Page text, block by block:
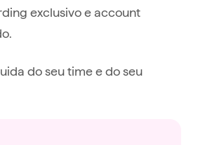
exclusivo e account
do seu time e do seu